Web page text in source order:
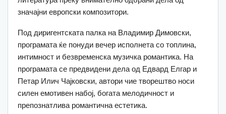
значајни европски композитори.
Под диригентската палка на Владимир Димовски,
програмата ќе понуди вечер исполнета со топлина,
интимност и безвременска музичка романтика. На
програмата се предвидени дела од Едвард Елгар и
Петар Илич Чајковски, автори чие творештво носи
силен емотивен набој, богата мелодичност и
препознатлива романтична естетика.